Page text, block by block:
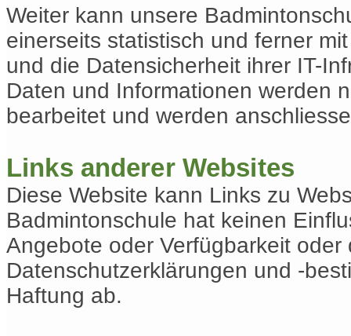
Weiter kann unsere
einerseits statistisch und ferner
und die Datensicherheit ihrer IT-
Daten und Informationen werden
bearbeitet und werden
Links anderer Websites
Diese Website kann Links zu
Badmintonschule hat keinen
Angebote oder Verfügbarkeit
Datenschutzerklärungen und -
Haftung ab.